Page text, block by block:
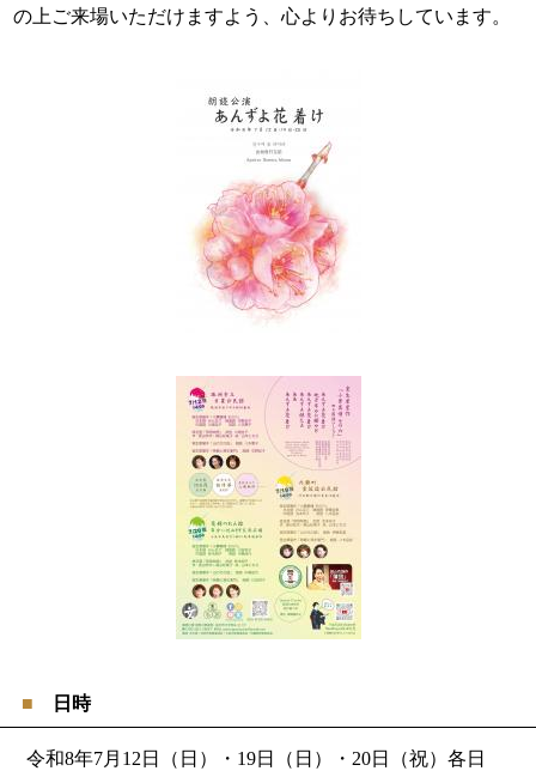
の上ご来場いただけますよう、心よりお待ちしています。
日時
令和8年7月12日（日）・19日（日）・20日（祝）各日